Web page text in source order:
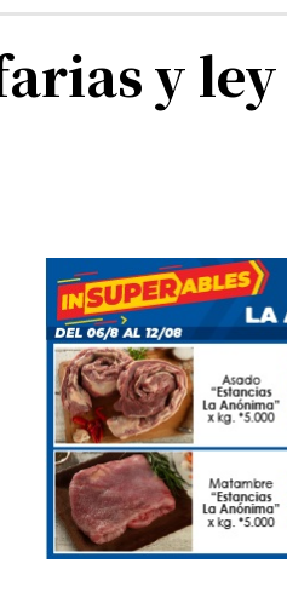
y ley